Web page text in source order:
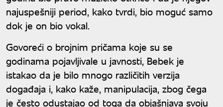
najuspešniji period, kako tvrdi, bio moguć samo
dok je on bio vokal.
Govoreći o brojnim pričama koje su se
godinama pojavljivale u javnosti, Bebek je
istakao da je bilo mnogo različitih verzija
događaja i, kako kaže, manipulacija, zbog čega
je često odustajao od toga da objašnjava svoju